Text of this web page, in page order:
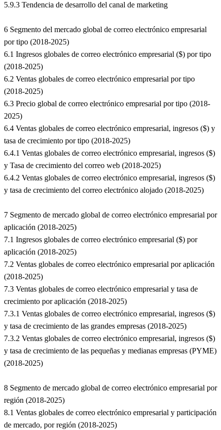
5.9.3 Tendencia de desarrollo del canal de marketing
6 Segmento del mercado global de correo electrónico empresarial
por tipo (2018-2025)
6.1 Ingresos globales de correo electrónico empresarial ($) por tipo
(2018-2025)
6.2 Ventas globales de correo electrónico empresarial por tipo
(2018-2025)
6.3 Precio global de correo electrónico empresarial por tipo (2018-
2025)
6.4 Ventas globales de correo electrónico empresarial, ingresos ($) y
tasa de crecimiento por tipo (2018-2025)
6.4.1 Ventas globales de correo electrónico empresarial, ingresos ($)
y Tasa de crecimiento del correo web (2018-2025)
6.4.2 Ventas globales de correo electrónico empresarial, ingresos ($)
y tasa de crecimiento del correo electrónico alojado (2018-2025)
7 Segmento de mercado global de correo electrónico empresarial por
aplicación (2018-2025)
7.1 Ingresos globales de correo electrónico empresarial ($) por
aplicación (2018-2025)
7.2 Ventas globales de correo electrónico empresarial por aplicación
(2018-2025)
7.3 Ventas globales de correo electrónico empresarial y tasa de
crecimiento por aplicación (2018-2025)
7.3.1 Ventas globales de correo electrónico empresarial, ingresos ($)
y tasa de crecimiento de las grandes empresas (2018-2025)
7.3.2 Ventas globales de correo electrónico empresarial, ingresos ($)
y tasa de crecimiento de las pequeñas y medianas empresas (PYME)
(2018-2025)
8 Segmento de mercado global de correo electrónico empresarial por
región (2018-2025)
8.1 Ventas globales de correo electrónico empresarial y participación
de mercado, por región (2018-2025)